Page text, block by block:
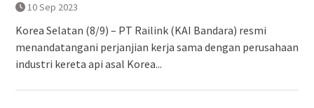
10 Sep 2023
Korea Selatan (8/9) – PT Railink (KAI Bandara) resmi
menandatangani perjanjian kerja sama dengan perusahaan
industri kereta api asal Korea...